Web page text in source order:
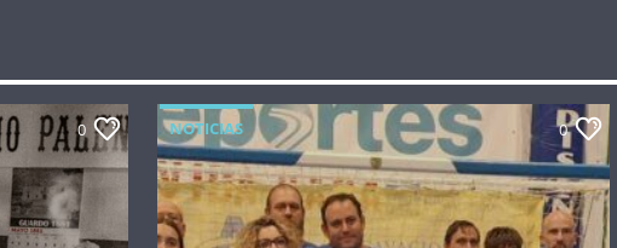
0 NOTICIAS 0